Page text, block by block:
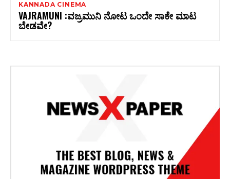
KANNADA CINEMA
VAJRAMUNI :ವಜ್ರಮುನಿ ನೋಟ ಒಂದೇ ಸಾಕೇ ಮಾಟ
ಬೇಡವೇ?